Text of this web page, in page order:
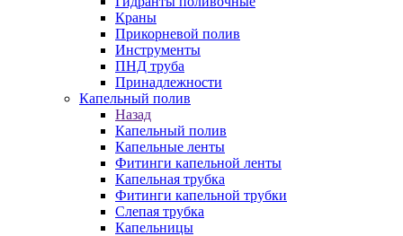
Краны
Прикорневой полив
Инструменты
ПНД труба
Принадлежности
Капельный полив
Назад
Капельный полив
Капельные ленты
Фитинги капельной ленты
Капельная трубка
Фитинги капельной трубки
Слепая трубка
Капельницы